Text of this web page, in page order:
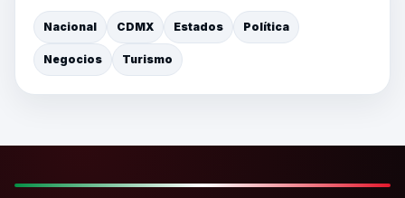
Nacional CDMX Estados Política
Negocios Turismo